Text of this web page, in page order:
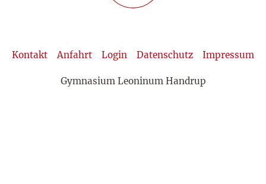
Kontakt Anfahrt Login Datenschutz Impressum
Gymnasium Leoninum Handrup